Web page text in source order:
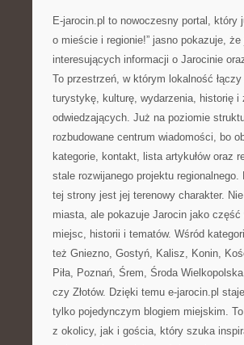
E-jarocin.pl to nowoczesny portal, który
o mieście i regionie!” jasno pokazuje,
interesujących informacji o Jarocinie
To przestrzeń, w którym lokalność
turystykę, kulturę, wydarzenia, historię
odwiedzających. Już na poziomie
rozbudowane centrum wiadomości, bo
kategorie, kontakt, lista artykułów oraz
stale rozwijanego projektu regionalnego.
tej strony jest jej terenowy charakter.
miasta, ale pokazuje Jarocin jako
miejsc, historii i tematów. Wśród
też Gniezno, Gostyń, Kalisz, Konin,
Piła, Poznań, Śrem, Środa
czy Złotów. Dzięki temu e-jarocin.pl
tylko pojedynczym blogiem miejskim.
z okolicy, jak i gościa, który szuka